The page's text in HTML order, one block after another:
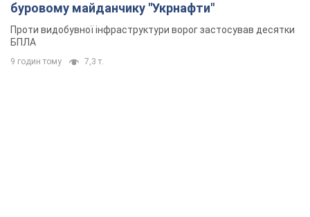
буровому майданчику "Укрнафти"
Проти видобувної інфраструктури ворог застосував десятки
БПЛА
9 годин тому 7,3 т.